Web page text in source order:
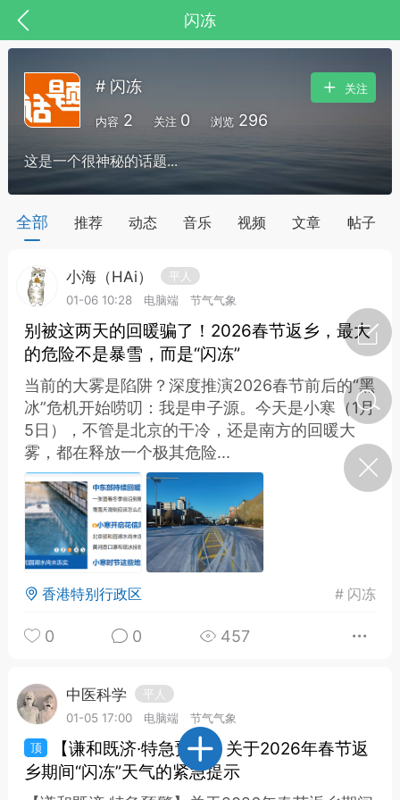
闪冻
，华夏中医人：家门口的中医人！
节气气象
·特急预警】关
节返乡期间“闪
急提示
0
如何购买【理肺清瘟膏】
【养正护络膏】？
养要义
0
女子五七，阳明脉衰：女性
养颜首重阳明胃经
# 闪冻
内容 2 关注 0 浏览 296
关注
这是一个很神秘的话题...
全部 推荐 动态 音乐 视频 文章 帖子
小海（HAi）
平人
01-06 10:28
电脑端 节气气象
别被这两天的回暖骗了！2026春节返乡，最大
的危险不是暴雪，而是“闪冻”
当前的大雾是陷阱？深度推演2026春节前后的“黑
冰”危机开始唠叨：我是申子源。今天是小寒（1月
5日），不管是北京的干冷，还是南方的回暖大
雾，都在释放一个极其危险...
香港特别行政区 # 闪冻
0 0 457
中医科学
平人
01-05 17:00
电脑端 节气气象
【谦和既济·特急预警】关于2026年春节返
乡期间“闪冻”天气的紧急提示